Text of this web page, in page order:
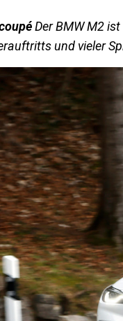
Der BMW M2
und vieler